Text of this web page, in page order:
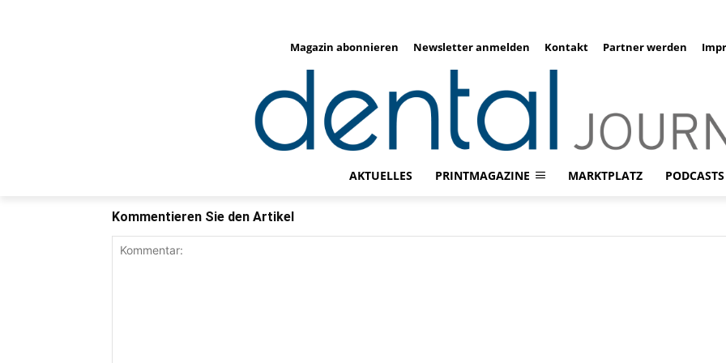
Magazin abonnieren Newsletter anmelden Kontakt Partner werden
AKTUELLES PRINTMAGAZINE MARKTPLATZ PODCASTS
Kommentieren Sie den Artikel